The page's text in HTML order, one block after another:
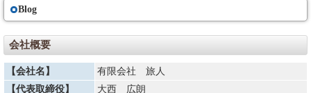
旅行契約内容・代金の変更
の中止、官公署の命令、当初の運行計画によらない運送サービスの提供そ
の他の当社の関与できない事由が生じた場合、契約内容を変更することが
あります。またその変更に伴い旅行代金を変更することがあります。著し
い経済情勢の変動により通常予想される程度を大幅に超えて利用する運送
機関の運賃・料金の改定があった場合は、旅行代金を変更することがあり
Blog
会社概要
【会社名】
有限会社 旅人
【代表取締役】
大西 広朗